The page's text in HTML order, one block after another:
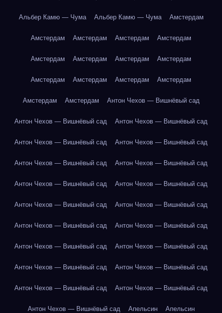
Альбер Камю — Чума Альбер Камю — Чума Амстердам
Амстердам Амстердам Амстердам Амстердам
Амстердам Амстердам Амстердам Амстердам
Амстердам Амстердам Амстердам Амстердам
Амстердам Амстердам Антон Чехов — Вишнёвый сад
Антон Чехов — Вишнёвый сад Антон Чехов — Вишнёвый сад
Антон Чехов — Вишнёвый сад Антон Чехов — Вишнёвый сад
Антон Чехов — Вишнёвый сад Антон Чехов — Вишнёвый сад
Антон Чехов — Вишнёвый сад Антон Чехов — Вишнёвый сад
Антон Чехов — Вишнёвый сад Антон Чехов — Вишнёвый сад
Антон Чехов — Вишнёвый сад Антон Чехов — Вишнёвый сад
Антон Чехов — Вишнёвый сад Антон Чехов — Вишнёвый сад
Антон Чехов — Вишнёвый сад Антон Чехов — Вишнёвый сад
Антон Чехов — Вишнёвый сад Антон Чехов — Вишнёвый сад
Антон Чехов — Вишнёвый сад Апельсин Апельсин